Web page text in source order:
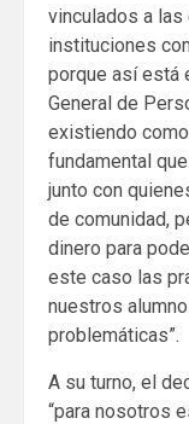
vinculados a
instituciones
porque así está
General de
existiendo
fundamental
junto con
de comunidad,
dinero para
este caso las
nuestros
problemáticas”.
A su turno, el
“para nosotros